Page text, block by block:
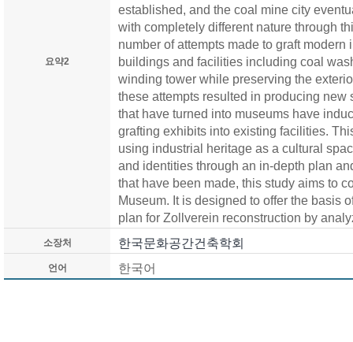
요약2
established, and the coal mine city
with completely different nature through
number of attempts made to graft modern
buildings and facilities including coal
winding tower while preserving the
these attempts resulted in producing
that have turned into museums have
grafting exhibits into existing facilities.
using industrial heritage as a cultural
and identities through an in-depth plan
that have been made, this study aims to
Museum. It is designed to offer the basis
plan for Zollverein reconstruction by
소장처 한국문화공간건축학회
언어 한국어